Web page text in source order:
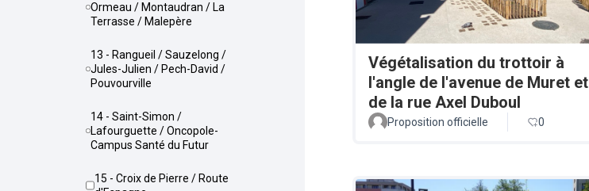
Ormeau / Montaudran / La
Terrasse / Malepère
13 - Rangueil / Sauzelong /
Jules-Julien / Pech-David /
Pouvourville
14 - Saint-Simon /
Lafourguette / Oncopole-
Campus Santé du Futur
15 - Croix de Pierre / Route
Végétalisation du trottoir à
l'angle de l'avenue de Muret et
de la rue Axel Duboul
Proposition officielle 0